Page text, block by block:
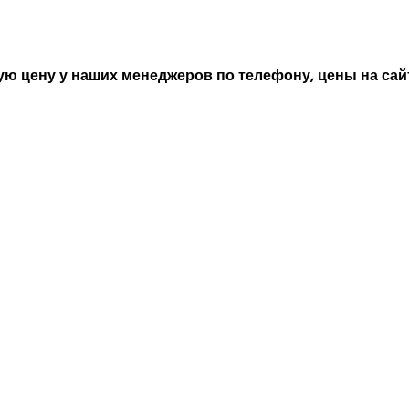
цену у наших менеджеров по телефону, цены на